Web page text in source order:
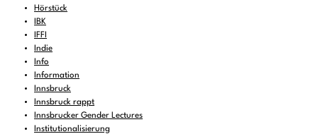
Hörstück
IBK
IFFI
Indie
Info
Information
Innsbruck
Innsbruck rappt
Innsbrucker Gender Lectures
Institutionalisierung